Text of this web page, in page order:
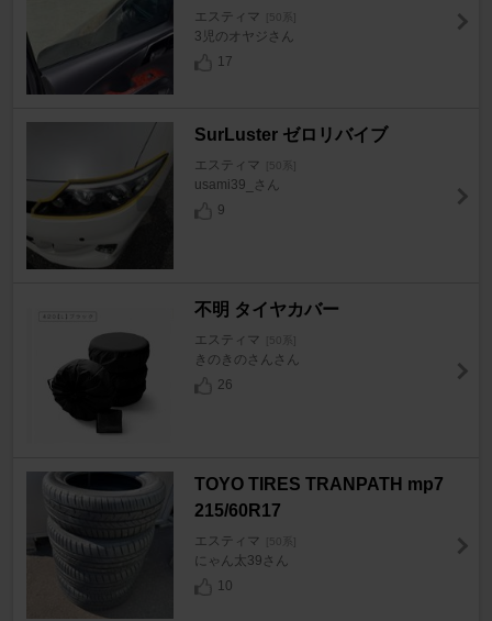
エスティマ [50系]
3児のオヤジさん
17
SurLuster ゼロリバイブ
エスティマ [50系]
usami39_さん
9
不明 タイヤカバー
エスティマ [50系]
きのきのさんさん
26
TOYO TIRES TRANPATH mp7
215/60R17
エスティマ [50系]
にゃん太39さん
10